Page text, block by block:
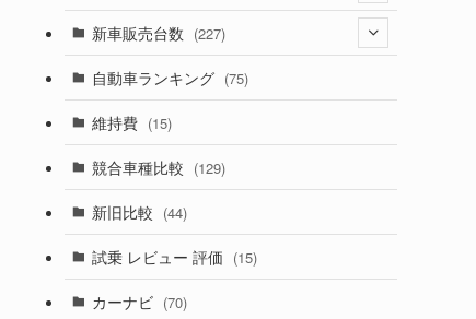
(526)
(357)
(328)
(194)
(230)
(253)
(188)
(242)
(85)
(84)
(14)
(222)
(28)
(8)
(3)
(3)
(5)
新車販売台数 (227)
(21)
(5)
(7)
自動車ランキング (75)
維持費 (15)
競合車種比較 (129)
新旧比較 (44)
試乗 レビュー 評価 (15)
カーナビ (70)